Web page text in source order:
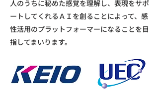
人のうちに秘めた感覚を理解し、表現をサポ
ートしてくれるＡＩを創ることによって、感
性活用のプラットフォーマーになることを目
指してまいります。